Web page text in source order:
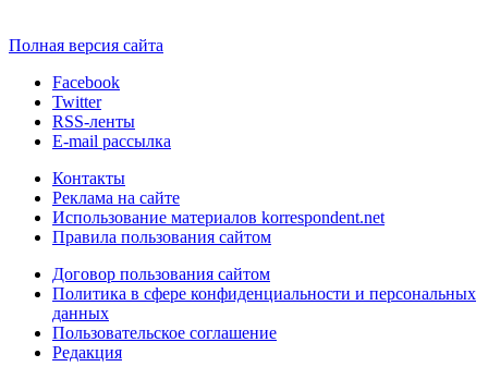
Полная версия сайта
Facebook
Twitter
RSS-ленты
E-mail рассылка
Контакты
Реклама на сайте
Использование материалов korrespondent.net
Правила пользования сайтом
Договор пользования сайтом
Политика в сфере конфиденциальности и персональных
данных
Пользовательское соглашение
Редакция